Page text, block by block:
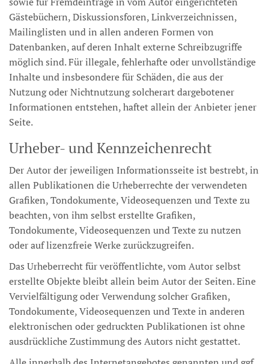
Gästebüchern, Diskussionsforen, Linkverzeichnissen,
Mailinglisten und in allen anderen Formen von
Datenbanken, auf deren Inhalt externe Schreibzugriffe
möglich sind. Für illegale, fehlerhafte oder unvollständige
Inhalte und insbesondere für Schäden, die aus der
Nutzung oder Nichtnutzung solcherart dargebotener
Informationen entstehen, haftet allein der Anbieter jener
Seite.
Urheber- und Kennzeichenrecht
Der Autor der jeweiligen Informationsseite ist bestrebt, in
allen Publikationen die Urheberrechte der verwendeten
Grafiken, Tondokumente, Videosequenzen und Texte zu
beachten, von ihm selbst erstellte Grafiken,
Tondokumente, Videosequenzen und Texte zu nutzen
oder auf lizenzfreie Werke zurückzugreifen.
Das Urheberrecht für veröffentlichte, vom Autor selbst
erstellte Objekte bleibt allein beim Autor der Seiten. Eine
Vervielfältigung oder Verwendung solcher Grafiken,
Tondokumente, Videosequenzen und Texte in anderen
elektronischen oder gedruckten Publikationen ist ohne
ausdrückliche Zustimmung des Autors nicht gestattet.